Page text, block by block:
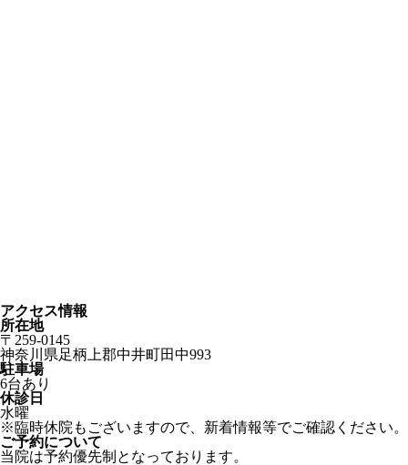
アクセス情報
所在地
〒259-0145
神奈川県足柄上郡中井町田中993
駐車場
6台あり
休診日
水曜
※臨時休院もございますので、新着情報等でご確認ください。
ご予約について
当院は予約優先制となっております。